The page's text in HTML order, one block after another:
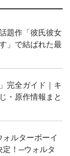
題作「彼氏彼女
」で結ばれた最
完全ガイド｜キ
・原作情報まと
ルターボーイ
定！─ウォルタ